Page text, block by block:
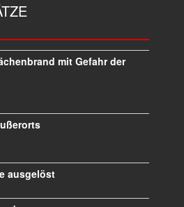
mit Gefahr der
ausgelöst